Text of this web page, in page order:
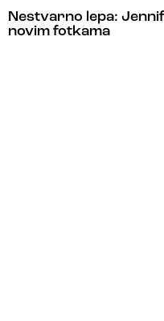
Nestvarno lepa:
novim fotkama